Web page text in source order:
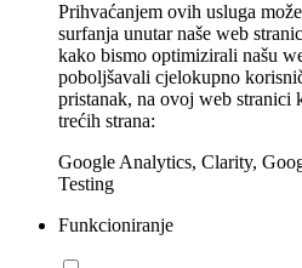
Prihvaćanjem ovih usluga
surfanja unutar naše web
kako bismo optimizirali našu
poboljšavali cjelokupno
pristanak, na ovoj web stranici
trećih strana:
Google Analytics, Clarity,
Testing
Funkcioniranje